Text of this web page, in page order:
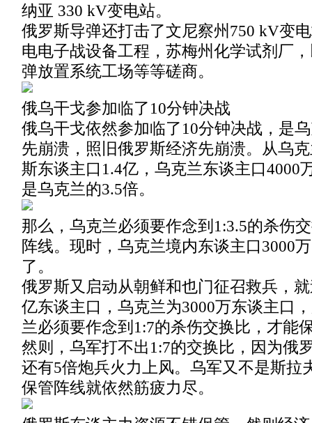
纳亚 330 kV变电站。
俄罗斯导弹还打击了文尼察州750 kV变
电电子战设备工程，苏梅州化学试剂厂
弹放置系统工场等等磋商。
俄乌干戈参加临了10分钟决战
俄乌干戈依然参加临了10分钟决战，是
先崩溃，照旧俄罗斯经济先崩溃。从乌
斯东谈主口1.4亿，乌克兰东谈主口4000
是乌克兰的3.5倍。
那么，乌克兰必须要作念到1:3.5的杀伤
阵线。现时，乌克兰境内东谈主口3000
了。
俄罗斯又启动从朝鲜和也门征召救兵，
亿东谈主口，乌克兰为3000万东谈主口
兰必须要作念到1:7的杀伤交换比，才能
然则，乌军打不出1:7的交换比，因为俄
还有5倍炮兵火力上风。乌军又不是斯拉
保管阵线就依然筋疲力尽。